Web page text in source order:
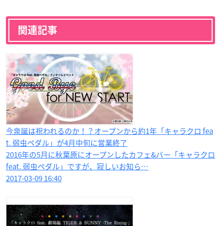
関連記事
今泉誕は祝われるのか！？オープンから約1年「キャラクロ fea
t. 弱虫ペダル」が4月中旬に営業終了
2016年の5月に秋葉原にオープンしたカフェ&バー「キャラクロ
feat. 弱虫ペダル」ですが、寂しいお知ら…
2017-03-09 16:40